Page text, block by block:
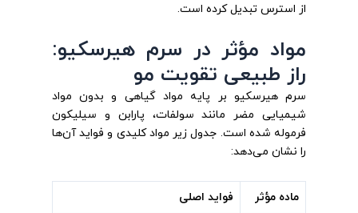
از استرس تبدیل کرده است.
مواد مؤثر در سرم هیرسکیو:
راز طبیعی تقویت مو
سرم هیرسکیو بر پایه مواد گیاهی و بدون مواد
شیمیایی مضر مانند سولفات، پارابن و سیلیکون
فرموله شده است. جدول زیر مواد کلیدی و فواید آن‌ها
را نشان می‌دهد:
ماده مؤثر فواید اصلی